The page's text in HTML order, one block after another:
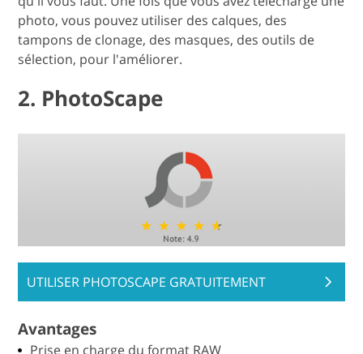
photo, vous pouvez utiliser des calques, des
tampons de clonage, des masques, des outils de
sélection, pour l'améliorer.
2. PhotoScape
UTILISER PHOTOSCAPE GRATUITEMENT
Avantages
Prise en charge du format RAW